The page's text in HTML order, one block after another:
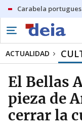
Carabela
ACTUALIDAD
El Bellas
pieza de
cerrar la